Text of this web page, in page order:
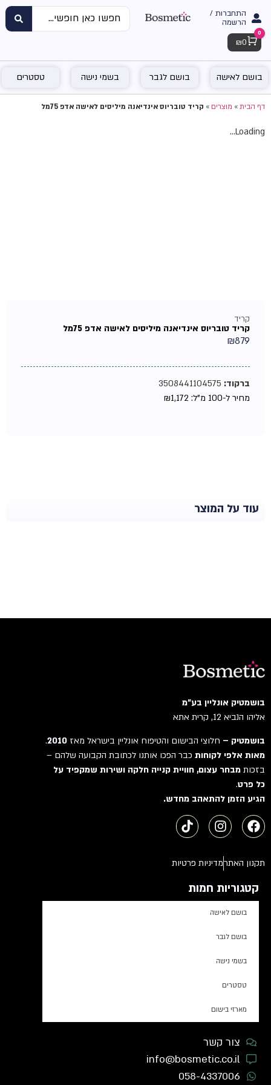
התחברות /
הרשמה
Cart
0
₪ 0
בושם לאישה בושם לגבר בשמי נישה טסטרים
דף הבית»מוצרים»קריד טובריוס אינדיאנה מיליסים לאישה אדפ 75מל
Loading...
קריד
קריד טובריוס אינדיאנה מיליסים לאישה אדפ 75מל
₪879
ברקוד:3508441104575
מחיר ל-100 מ"ל:
₪1,172
עוד על המוצר
בושמטיק אונליין בע"מ
אליהו הנביא 12, קרית אתא
בושמטיק –חלוצי הבישום והטיפוח אונליין בישראל מאז2010
.
מאות אלפי לקוחותכבר הפכו אותנו לכתובת הקבועה שלהם –
בזכותמבחר עצום, חוויית קנייה חלקה ושירות שמקפיד על
כל פרט.
הגיע הזמן להתאהב מחדש.
תקנון האתרמדיניות פרטיות
קטגוריות חמות
בושם לאישה
בושם לגבר
בשמי נישה
טסטרים
מארזי בישום
צור קשר
info@bosmetic.co.il
058-4337006